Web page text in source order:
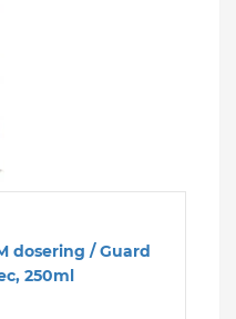
dosering / Guard
250ml